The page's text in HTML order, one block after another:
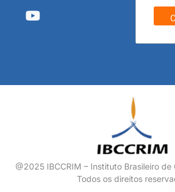
@2025 IBCCRIM – Instituto Brasileiro de
Todos os direitos